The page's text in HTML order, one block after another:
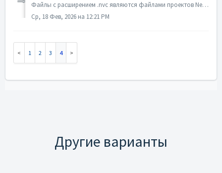
Файлы с расширением .nvc являются файлами проектов Nero Video, а НЕ готовыми видео. Они содержат инструкции по редактированию и ссылки на исходные медиафайл...
Ср, 18 Фев, 2026 на 12:21 PM
1 2 3 4
Другие варианты